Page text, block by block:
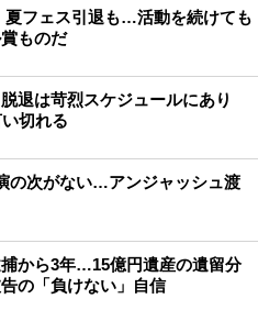
夏フェス引退も…活動を続けても
ものだ
退は苛烈スケジュールにあり
切れる
の次がない…アンジャッシュ渡
捕から3年…15億円遺産の遺留分
の「負けない」自信